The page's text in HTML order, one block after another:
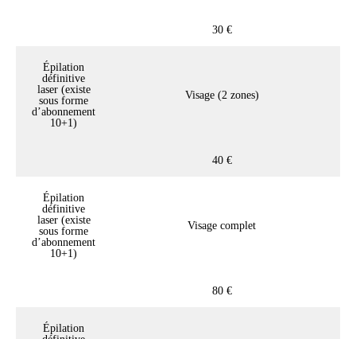
30 €
Épilation
définitive
laser (existe
sous forme
d’abonnement
10+1)
Visage (2 zones)
40 €
Épilation
définitive
laser (existe
sous forme
d’abonnement
10+1)
Visage complet
80 €
Épilation